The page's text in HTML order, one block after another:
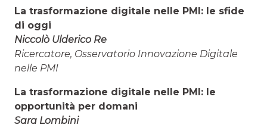
La trasformazione digitale nelle PMI: le sfide
di oggi
Niccolò Ulderico Re
Ricercatore, Osservatorio Innovazione Digitale
nelle PMI
La trasformazione digitale nelle PMI: le
opportunità per domani
Sara Lombini